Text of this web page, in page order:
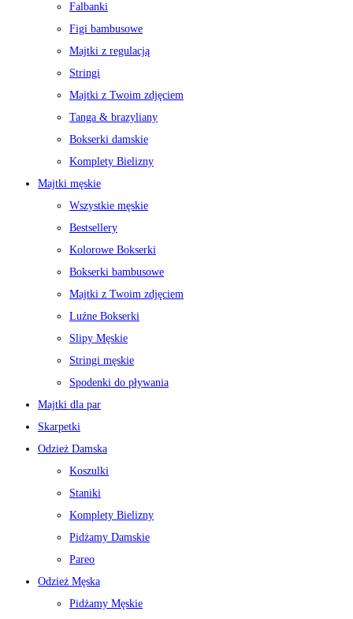
Falbanki
Figi bambusowe
Majtki z regulacją
Stringi
Majtki z Twoim zdjęciem
Tanga & brazyliany
Bokserki damskie
Komplety Bielizny
Majtki męskie
Wszystkie męskie
Bestsellery
Kolorowe Bokserki
Bokserki bambusowe
Majtki z Twoim zdjęciem
Luźne Bokserki
Slipy Męskie
Stringi męskie
Spodenki do pływania
Majtki dla par
Skarpetki
Odzież Damska
Koszulki
Staniki
Komplety Bielizny
Pidżamy Damskie
Pareo
Odzież Męska
Pidżamy Męskie